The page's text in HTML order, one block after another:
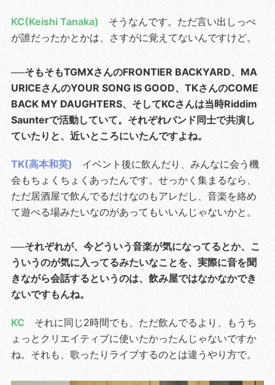
KC(Keishi Tanaka)
そうなんです。ただ言い出しっぺ
が誰だったかとかは、さすがに覚えてないんですけど。
──そもそもTGMXさんのFRONTIER BACKYARD、MA
URICEさんのYOUR SONG IS GOOD、TKさんのCOME
BACK MY DAUGHTERS、そしてKCさんは当時Riddim
Saunterで活動していて。それぞれバンド同士で共演し
ていたりと、近いところにいたんですよね。
TK(高本和英)
イベント後に飲んだり、みんなに会う機
会もちょくちょくあったんです。せっかく集まるなら、
ただ居酒屋で飲んでるだけなのもアレだし、音楽を絡め
て遊べる場みたいなのがあってもいいんじゃないかと。
──それぞれが、今どういう音楽が気になってるとか、こ
ういうのが気に入ってるみたいなことを、実際に音を聞
きながら会話するというのは、飲み屋ではなかなかでき
ないですもんね。
KC
それに同じ2時間でも、ただ飲んでるより、もうち
ょっとクリエイティブに使いたかったんじゃないですか
ね。それも、歌ったりライブするのとは違うやり方で。